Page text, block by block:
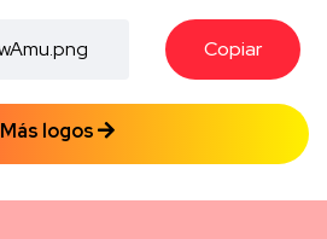
Copiar
Más logos